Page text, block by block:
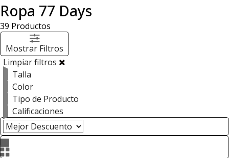
Ropa 77 Days
39 Productos
Mostrar Filtros
Limpiar filtros
Talla
Color
Tipo de Producto
Calificaciones